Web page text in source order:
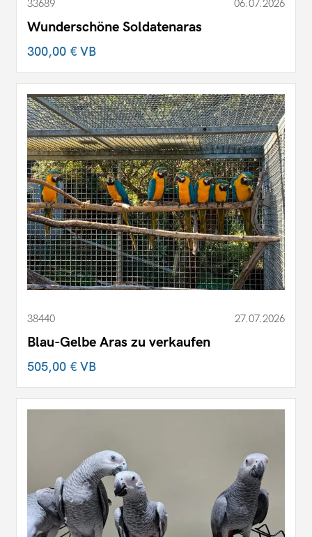
33689 06.07.2026
Wunderschöne Soldatenaras
300,00 €VB
38440 27.07.2026
Blau-Gelbe Aras zu verkaufen
505,00 €VB